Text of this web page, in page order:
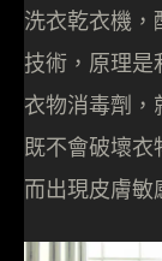
洗衣乾衣機，
技術，原理是
衣物消毒劑，
既不會破壞衣
而出現皮膚敏